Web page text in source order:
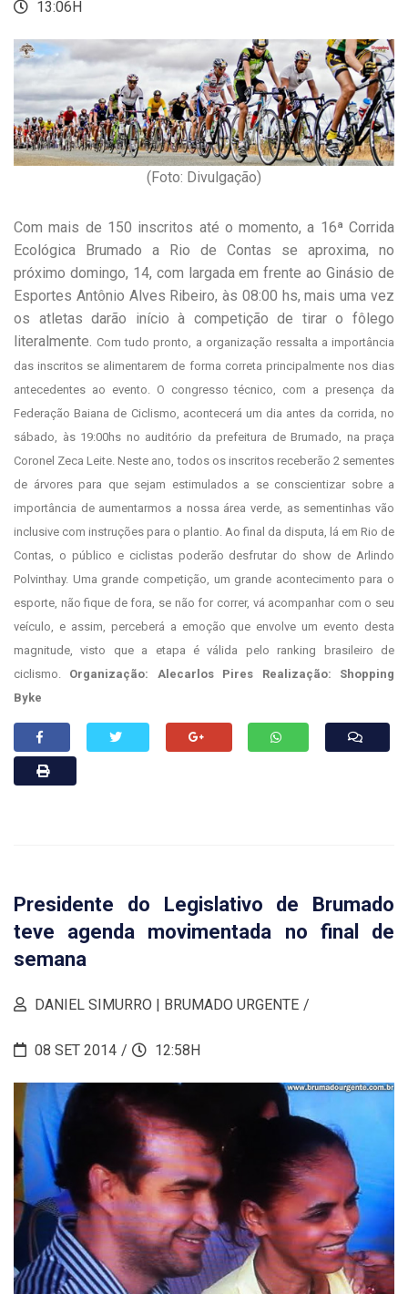
13:06H
(Foto: Divulgação)
Com mais de 150 inscritos até o momento, a 16ª Corrida
Ecológica Brumado a Rio de Contas se aproxima, no
próximo domingo, 14, com largada em frente ao Ginásio de
Esportes Antônio Alves Ribeiro, às 08:00 hs, mais uma vez
os atletas darão início à competição de tirar o fôlego
literalmente.
Com tudo pronto, a organização ressalta a importância
das inscritos se alimentarem de forma correta principalmente nos dias
antecedentes ao evento. O congresso técnico, com a presença da
Federação Baiana de Ciclismo, acontecerá um dia antes da corrida, no
sábado, às 19:00hs no auditório da prefeitura de Brumado, na praça
Coronel Zeca Leite.Neste ano, todos os inscritos receberão 2 sementes
de árvores para que sejam estimulados a se conscientizar sobre a
importância de aumentarmos a nossa área verde, as sementinhas vão
inclusive com instruções para o plantio. Ao final da disputa, lá em Rio de
Contas, o público e ciclistas poderão desfrutar do show de Arlindo
Polvinthay. Uma grande competição, um grande acontecimento para o
esporte, não fique de fora, se não for correr, vá acompanhar com o seu
veículo, e assim, perceberá a emoção que envolve um evento desta
magnitude, visto que a etapa é válida pelo ranking brasileiro de
ciclismo. Organização: Alecarlos Pires Realização: Shopping
Byke
Presidente do Legislativo de Brumado
teve agenda movimentada no final de
semana
DANIEL SIMURRO | BRUMADO URGENTE
08 SET 2014 12:58H